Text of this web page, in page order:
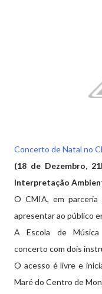
Concerto de Natal no
(18 de Dezembro,
Interpretação
O CMIA, em parceria
apresentar ao público
A Escola de Música
concerto com dois
O acesso é livre e
Maré do Centro de